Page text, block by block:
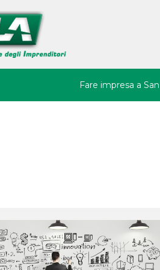
Fare impresa a
Startup e Innovazione
Ricerca e Sviluppo